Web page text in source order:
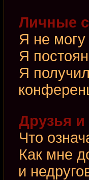
Личные
Я не
Я
Я
Друзья и
Что
Как мне
и